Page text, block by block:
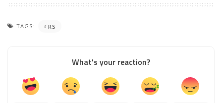
TAGS: RS
What's your reaction?